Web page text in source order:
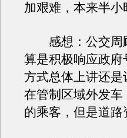
加艰难，本来半
感想：公交周
算是积极响应政
方式总体上讲还
在管制区域外发
的乘客，但是道